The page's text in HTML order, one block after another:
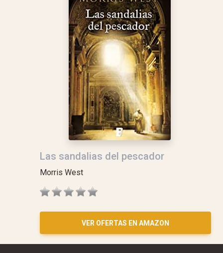
Las sandalias del pescador
Morris West
VER OFERTAS EN AMAZON